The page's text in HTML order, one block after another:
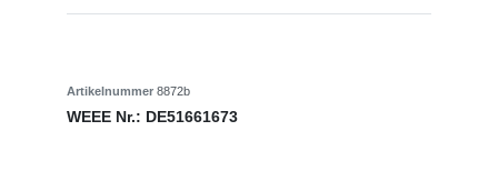
Artikelnummer 8872b
WEEE Nr.: DE51661673